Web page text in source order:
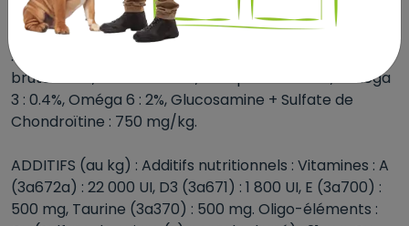
CONSTITUANTS ANALYTIQUES : Protéine brute : 32%,
ENA 33.8% (dont amidon 19%), Matières grasses brutes
: 16%, Humidité : 8.5%, Cendres brutes : 6.8%, Cellulose
brute : 2.7%, Calcium : 1.4%, Phosphore : 0.97%, Oméga
3 : 0.4%, Oméga 6 : 2%, Glucosamine + Sulfate de
Chondroïtine : 750 mg/kg.
ADDITIFS (au kg) : Additifs nutritionnels : Vitamines : A
(3a672a) : 22 000 UI, D3 (3a671) : 1 800 UI, E (3a700) :
500 mg, Taurine (3a370) : 500 mg. Oligo-éléments :